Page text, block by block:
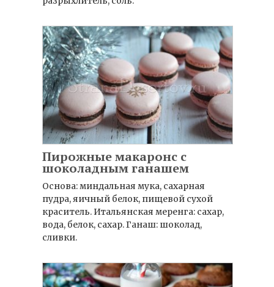
Пирожные макаронс с
шоколадным ганашем
Основа: миндальная мука, сахарная
пудра, яичный белок, пищевой сухой
краситель. Итальянская меренга: сахар,
вода, белок, сахар. Ганаш: шоколад,
сливки.